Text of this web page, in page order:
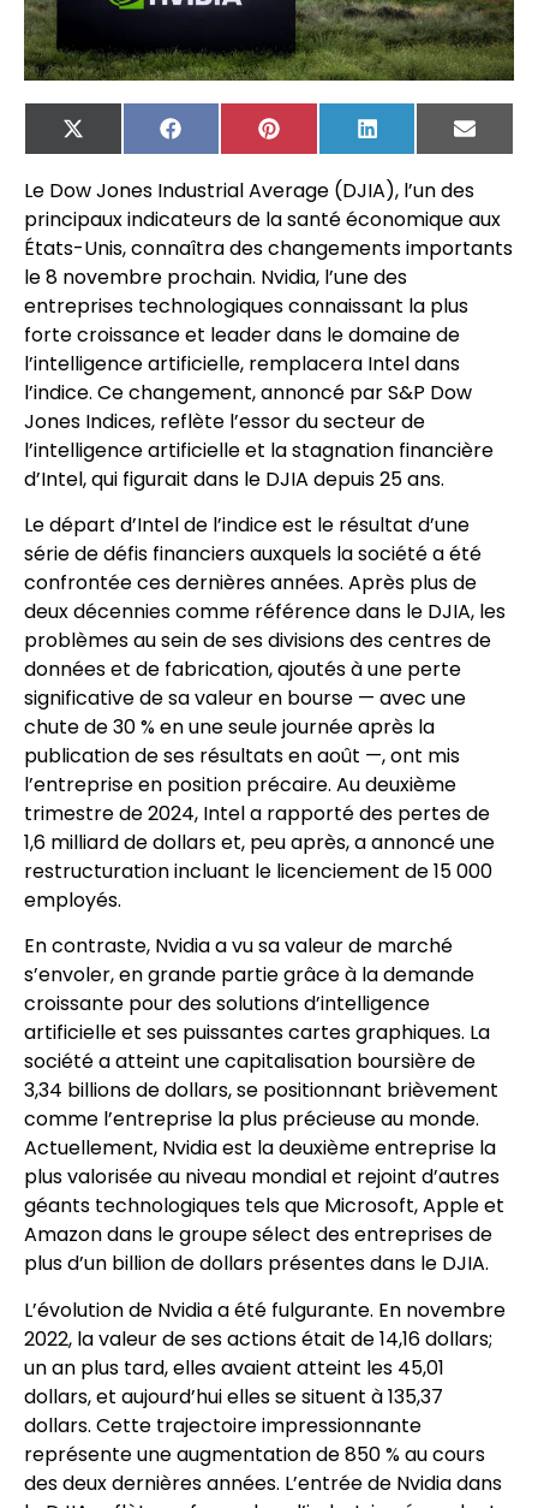
X
(Twitter)
FacebookPinterest LinkedIn
Email
Le Dow Jones Industrial Average (DJIA), l’un des
principaux indicateurs de la santé économique aux
États-Unis, connaîtra des changements importants
le 8 novembre prochain. Nvidia, l’une des
entreprises technologiques connaissant la plus
forte croissance et leader dans le domaine de
l’intelligence artificielle, remplacera Intel dans
l’indice. Ce changement, annoncé par S&P Dow
Jones Indices, reflète l’essor du secteur de
l’intelligence artificielle et la stagnation financière
d’Intel, qui figurait dans le DJIA depuis 25 ans.
Le départ d’Intel de l’indice est le résultat d’une
série de défis financiers auxquels la société a été
confrontée ces dernières années. Après plus de
deux décennies comme référence dans le DJIA, les
problèmes au sein de ses divisions des centres de
données et de fabrication, ajoutés à une perte
significative de sa valeur en bourse — avec une
chute de 30 % en une seule journée après la
publication de ses résultats en août —, ont mis
l’entreprise en position précaire. Au deuxième
trimestre de 2024, Intel a rapporté des pertes de
1,6 milliard de dollars et, peu après, a annoncé une
restructuration incluant le licenciement de 15 000
employés.
En contraste, Nvidia a vu sa valeur de marché
s’envoler, en grande partie grâce à la demande
croissante pour des solutions d’intelligence
artificielle et ses puissantes cartes graphiques. La
société a atteint une capitalisation boursière de
3,34 billions de dollars, se positionnant brièvement
comme l’entreprise la plus précieuse au monde.
Actuellement, Nvidia est la deuxième entreprise la
plus valorisée au niveau mondial et rejoint d’autres
géants technologiques tels que Microsoft, Apple et
Amazon dans le groupe sélect des entreprises de
plus d’un billion de dollars présentes dans le DJIA.
L’évolution de Nvidia a été fulgurante. En novembre
2022, la valeur de ses actions était de 14,16 dollars;
un an plus tard, elles avaient atteint les 45,01
dollars, et aujourd’hui elles se situent à 135,37
dollars. Cette trajectoire impressionnante
représente une augmentation de 850 % au cours
des deux dernières années. L’entrée de Nvidia dans